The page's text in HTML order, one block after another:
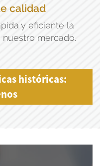
calidad
y eficiente la
mercado.
históricas: